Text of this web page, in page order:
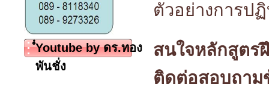
ํํYoutube by ดร.ทอง
พันชั่ง
ตัวอย่างการป
สนใจหลักสูตร
ติดต่อสอบถาม